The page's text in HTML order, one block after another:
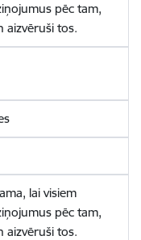
pēc tam,
aizvēruši tos.
lai visiem
pēc tam,
aizvēruši tos.